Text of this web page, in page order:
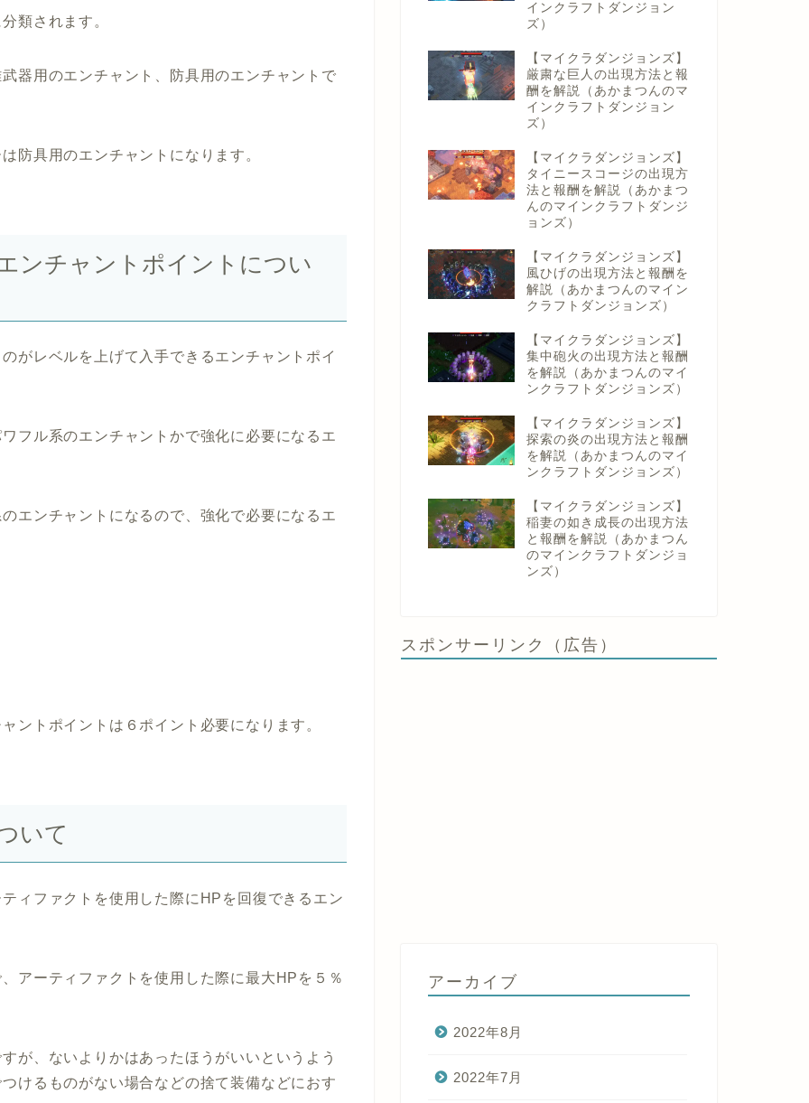
類されます。
器用のエンチャント、防具用のエンチャントで
防具用のエンチャントになります。
ンチャントポイントについ
がレベルを上げて入手できるエンチャントポイ
フル系のエンチャントかで強化に必要になるエ
エンチャントになるので、強化で必要になるエ
ントポイントは６ポイント必要になります。
いて
ィファクトを使用した際にHPを回復できるエン
アーティファクトを使用した際に最大HPを５％
が、ないよりかはあったほうがいいというよう
けるものがない場合などの捨て装備などにおす
インクラフトダンジョン
ズ）
【マイクラダンジョンズ】
厳粛な巨人の出現方法と報
酬を解説（あかまつんのマ
インクラフトダンジョン
ズ）
【マイクラダンジョンズ】
タイニースコージの出現方
法と報酬を解説（あかまつ
んのマインクラフトダンジ
ョンズ）
【マイクラダンジョンズ】
風ひげの出現方法と報酬を
解説（あかまつんのマイン
クラフトダンジョンズ）
【マイクラダンジョンズ】
集中砲火の出現方法と報酬
を解説（あかまつんのマイ
ンクラフトダンジョンズ）
【マイクラダンジョンズ】
探索の炎の出現方法と報酬
を解説（あかまつんのマイ
ンクラフトダンジョンズ）
【マイクラダンジョンズ】
稲妻の如き成長の出現方法
と報酬を解説（あかまつん
のマインクラフトダンジョ
ンズ）
スポンサーリンク（広告）
アーカイブ
2022年8月
2022年7月